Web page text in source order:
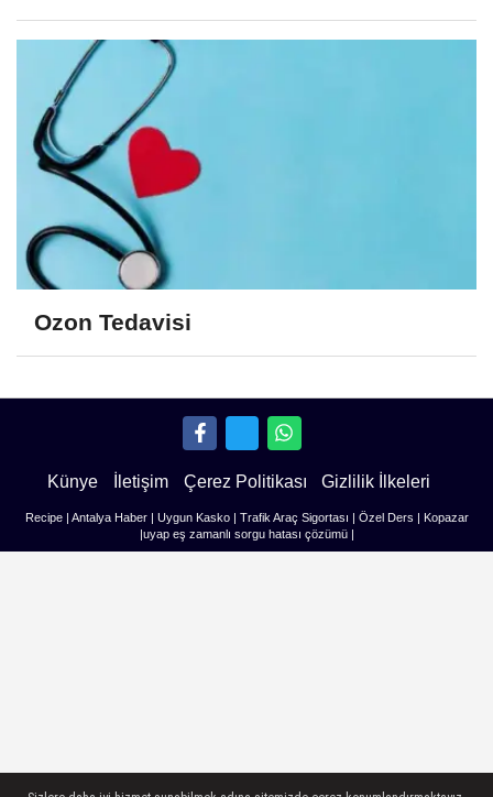
Ozon Tedavisi
Künye İletişim Çerez Politikası Gizlilik İlkeleri
Recipe| Antalya Haber| Uygun Kasko| Trafik Araç Sigortası Özel Ders
Kopazar
uyap eş zamanlı sorgu hatası çözümü|